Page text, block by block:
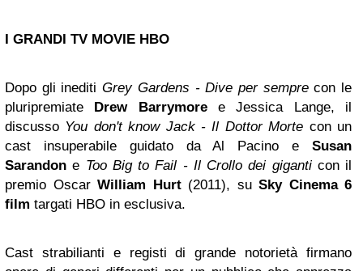
I GRANDI TV MOVIE HBO
Dopo gli ineditiGrey Gardens - Dive per semprecon le
pluripremiate
Drew Barrymoree Jessica Lange, il
discusso You don't know Jack - Il Dottor Morte con un
cast insuperabile guidato da Al Pacino e Susan
Sarandon e Too Big to Fail - Il Crollo dei giganti con il
premio Oscar William Hurt(2011), su Sky Cinema 6
film targati HBO in esclusiva.
Cast strabilianti e registi di grande notorietà firmano